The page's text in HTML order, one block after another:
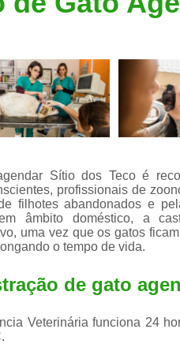
Sítio dos Teco é
profissionais de
filhotes abandonados e
âmbito doméstico, a
uma vez que os gatos
o tempo de vida.
de gato
Veterinária funciona 24